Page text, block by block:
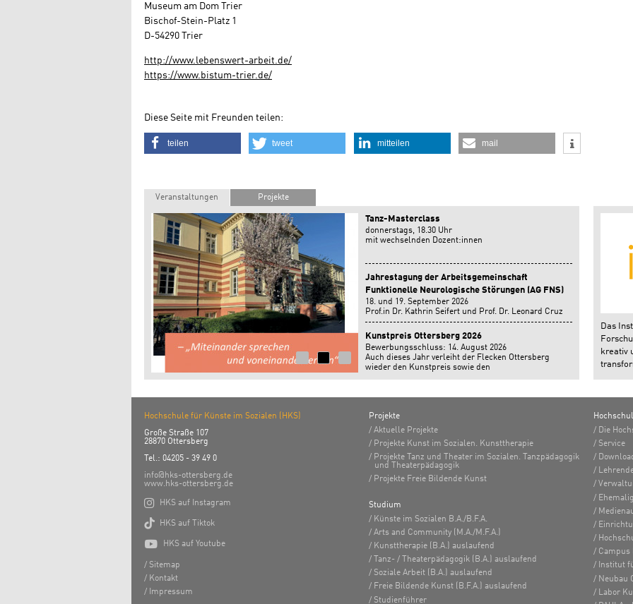
Museum am Dom Trier
Bischof-Stein-Platz 1
D-54290 Trier
http://www.lebenswert-arbeit.de/
https://www.bistum-trier.de/
Diese Seite mit Freunden teilen:
teilen tweet mitteilen mail
Veranstaltungen Projekte
Tanz-Masterclass
donnerstags, 18.30 Uhr
mit wechselnden Dozent:innen
Jahrestagung der Arbeitsgemeinschaft
Funktionelle Neurologische Störungen (AG FNS)
18. und 19. September 2026
Prof.in Dr. Kathrin Seifert und Prof. Dr. Leonard Cruz
geben einen Workshop auf der Jahrestagung der
Arbeitsgemeinschaft Funktionelle Neurologische
Störungen in Bonn.
Kunstpreis Ottersberg 2026
Bewerbungsschluss: 14. August 2026
Auch dieses Jahr verleiht der Flecken Ottersberg
wieder den Kunstpreis sowie den
Das
kreativ
Hochschule für Künste im Sozialen (HKS)
Große Straße 107
28870 Ottersberg
Tel.: 04205 - 39 49 0
info@hks-ottersberg.de
www.hks-ottersberg.de
 HKS auf Instagram
 HKS auf Tiktok
 HKS auf Youtube
Sitemap
Kontakt
Impressum
Projekte
Aktuelle Projekte
Projekte Kunst im Sozialen. Kunsttherapie
Projekte Tanz und Theater im Sozialen. Tanzpädagogik
und Theaterpädagogik
Projekte Freie Bildende Kunst
Studium
Künste im Sozialen B.A./B.F.A.
Arts and Community (M.A./M.F.A.)
Kunsttherapie (B.A.) auslaufend
Tanz- / Theaterpädagogik (B.A.) auslaufend
Soziale Arbeit (B.A.) auslaufend
Freie Bildende Kunst (B.F.A.) auslaufend
Studienführer
Die
Service
Campus
Institut
Neubau
Labor